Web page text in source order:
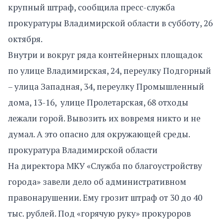
крупный штраф, сообщила пресс-служба
прокуратуры Владимирской области в субботу, 26
октября.
Внутри и вокруг ряда контейнерных площадок
по улице Владимирская, 24, переулку Подгорный
– улица Западная, 34, переулку Промышленный
дома, 13-16, улице Пролетарская, 68 отходы
лежали горой. Вывозить их вовремя никто и не
думал. А это опасно для окружающей среды.
прокуратура Владимирской области
На директора МКУ «Служба по благоустройству
города» завели дело об административном
правонарушении. Ему грозит штраф от 30 до 40
тыс. рублей. Под «горячую руку» прокуроров